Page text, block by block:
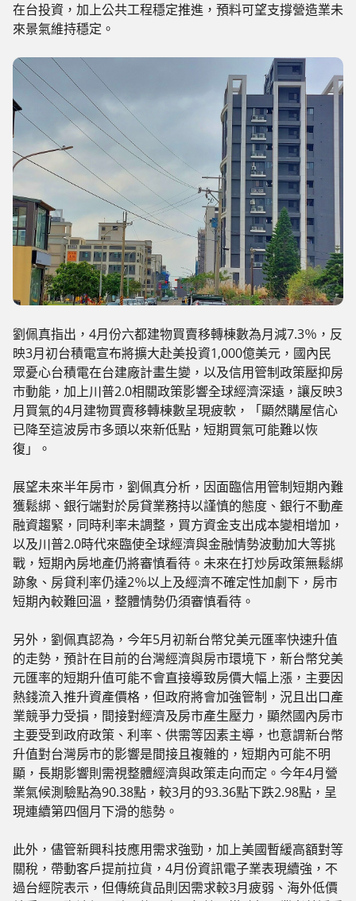
在台投資，加上公共工程穩定推進，預料可望支撐營造業未
來景氣維持穩定。
劉佩真指出，4月份六都建物買賣移轉棟數為月減7.3％，反
映3月初台積電宣布將擴大赴美投資1,000億美元，國內民
眾憂心台積電在台建廠計畫生變，以及信用管制政策壓抑房
市動能，加上川普2.0相關政策影響全球經濟深遠，讓反映3
月買氣的4月建物買賣移轉棟數呈現疲軟，「顯然購屋信心
已降至這波房市多頭以來新低點，短期買氣可能難以恢
復」。
展望未來半年房市，劉佩真分析，因面臨信用管制短期內難
獲鬆綁、銀行端對於房貸業務持以謹慎的態度、銀行不動產
融資趨緊，同時利率未調整，買方資金支出成本變相增加，
以及川普2.0時代來臨使全球經濟與金融情勢波動加大等挑
戰，短期內房地產仍將審慎看待。未來在打炒房政策無鬆綁
跡象、房貸利率仍達2％以上及經濟不確定性加劇下，房市
短期內較難回溫，整體情勢仍須審慎看待。
另外，劉佩真認為，今年5月初新台幣兌美元匯率快速升值
的走勢，預計在目前的台灣經濟與房市環境下，新台幣兌美
元匯率的短期升值可能不會直接導致房價大幅上漲，主要因
熱錢流入推升資產價格，但政府將會加強管制，況且出口產
業競爭力受損，間接對經濟及房市產生壓力，顯然國內房市
主要受到政府政策、利率、供需等因素主導，也意謂新台幣
升值對台灣房市的影響是間接且複雜的，短期內可能不明
顯，長期影響則需視整體經濟與政策走向而定。今年4月營
業氣候測驗點為90.38點，較3月的93.36點下跌2.98點，呈
現連續第四個月下滑的態勢。
此外，儘管新興科技應用需求強勁，加上美國暫緩高額對等
關稅，帶動客戶提前拉貨，4月份資訊電子業表現續強，不
過台經院表示，但傳統貨品則因需求較3月疲弱、海外低價